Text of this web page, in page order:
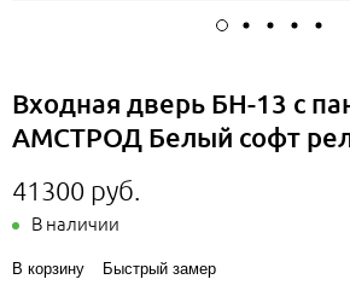
Входная дверь БН-13 с
АМСТРОД Белый софт
41300 руб.
В наличии
В корзину Быстрый замер